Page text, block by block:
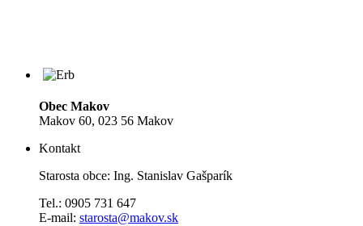
Obec Makov
Makov 60, 023 56 Makov
Kontakt
Starosta obce: Ing. Stanislav Gašparík
Tel.: 0905 731 647
E-mail: starosta@makov.sk